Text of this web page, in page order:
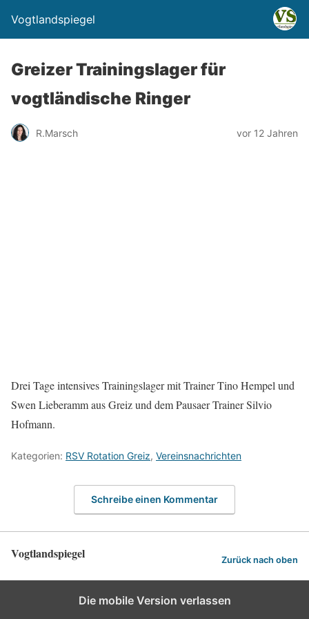
Vogtlandspiegel
Greizer Trainingslager für
vogtländische Ringer
R.Marsch vor 12 Jahren
Drei Tage intensives Trainingslager mit Trainer Tino Hempel und
Swen Lieberamm aus Greiz und dem Pausaer Trainer Silvio
Hofmann.
Kategorien: RSV Rotation Greiz, Vereinsnachrichten
Schreibe einen Kommentar
Vogtlandspiegel Zurück nach oben
Die mobile Version verlassen